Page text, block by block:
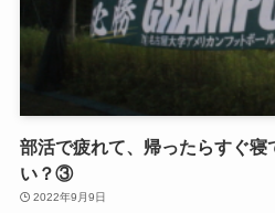
部活で疲れて、帰ったらすぐ
い？③
2022年9月9日